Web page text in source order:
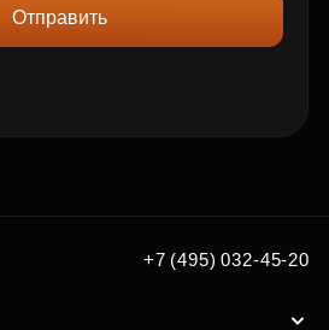
Отправить
+7 (495) 032-45-20